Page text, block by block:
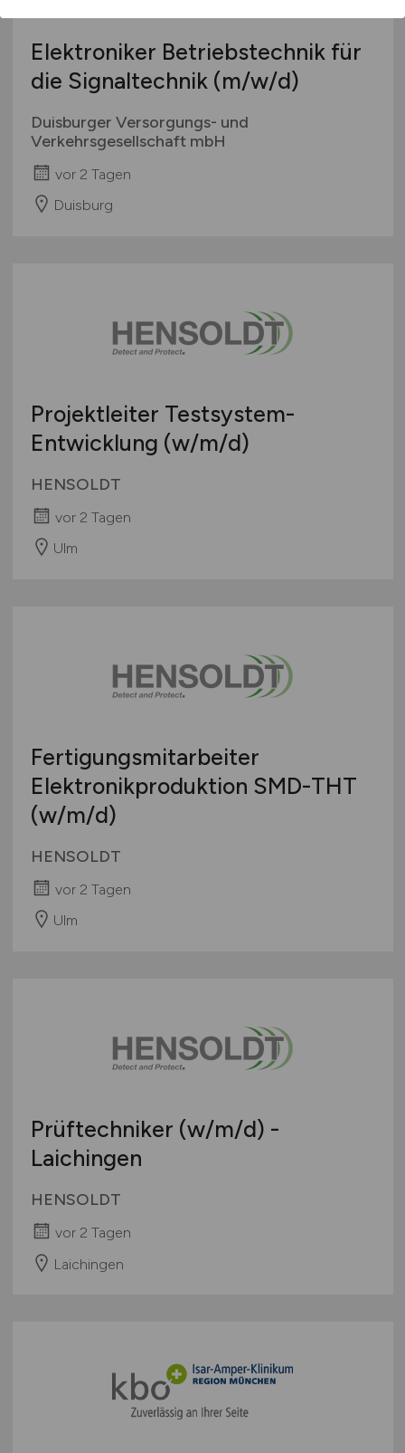
Elektroniker Betriebstechnik für
die Signaltechnik (m/w/d)
Duisburger Versorgungs- und
Verkehrsgesellschaft mbH
vor 2 Tagen
Duisburg
Projektleiter Testsystem-
Entwicklung (w/m/d)
HENSOLDT
vor 2 Tagen
Ulm
Fertigungsmitarbeiter
Elektronikproduktion SMD-THT
(w/m/d)
HENSOLDT
vor 2 Tagen
Ulm
Prüftechniker (w/m/d) -
Laichingen
HENSOLDT
vor 2 Tagen
Laichingen